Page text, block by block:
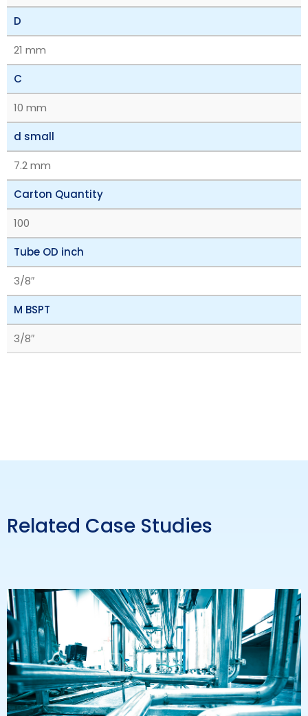
D
21 mm
C
10 mm
d small
7.2 mm
Carton Quantity
100
Tube OD inch
3/8″
M BSPT
3/8″
Related Case Studies